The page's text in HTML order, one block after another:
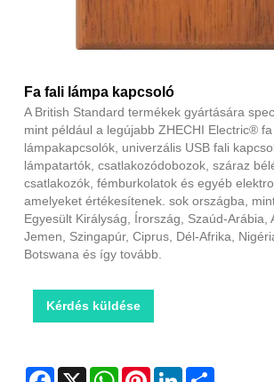
Fa fali lámpa kapcsoló
A British Standard termékek gyártására
mint például a legújabb ZHECHI Electric®
lámpakapcsolók, univerzális USB fali
lámpatartók, csatlakozódobozok, száraz
csatlakozók, fémburkolatok és egyéb
amelyeket értékesítenek. sok országba,
Egyesült Királyság, Írország, Szaúd-Arábia,
Jemen, Szingapúr, Ciprus, Dél-Afrika,
Botswana és így tovább.
Kérdés küldése
Facebook
X WhatsAppPinterestLinkedIn